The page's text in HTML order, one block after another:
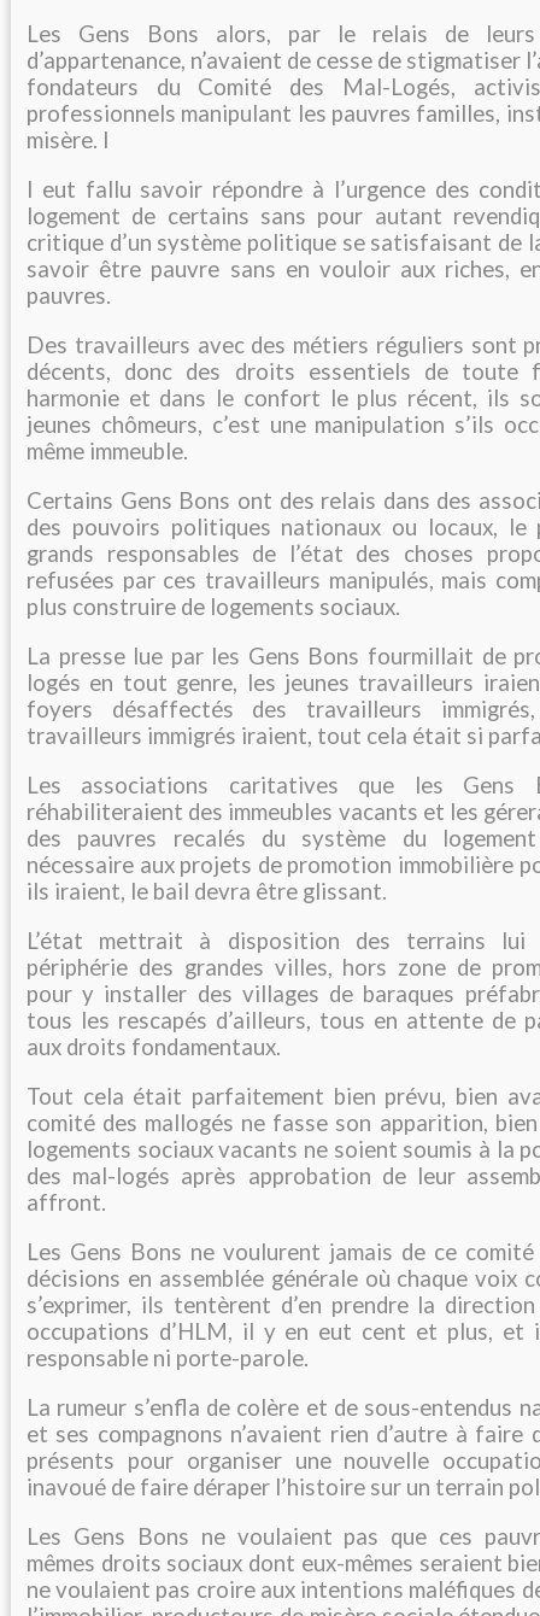
Les Gens Bons alors, par le relais de
d’appartenance, n’avaient de cesse de stigmatiser
fondateurs du Comité des Mal-Logés,
professionnels manipulant les pauvres familles,
misère. I
l eut fallu savoir répondre à l’urgence des
logement de certains sans pour autant
critique d’un système politique se satisfaisant de
savoir être pauvre sans en vouloir aux riches,
pauvres.
Des travailleurs avec des métiers réguliers sont
décents, donc des droits essentiels de toute
harmonie et dans le confort le plus récent, ils
jeunes chômeurs, c’est une manipulation s’ils
même immeuble.
Certains Gens Bons ont des relais dans des
des pouvoirs politiques nationaux ou locaux, le
grands responsables de l’état des choses
refusées par ces travailleurs manipulés, mais
plus construire de logements sociaux.
La presse lue par les Gens Bons fourmillait de
logés en tout genre, les jeunes travailleurs
foyers désaffectés des travailleurs
travailleurs immigrés iraient, tout cela était si
Les associations caritatives que les Gens
réhabiliteraient des immeubles vacants et les
des pauvres recalés du système du
nécessaire aux projets de promotion immobilière
ils iraient, le bail devra être glissant.
L’état mettrait à disposition des terrains lui
périphérie des grandes villes, hors zone de
pour y installer des villages de baraques
tous les rescapés d’ailleurs, tous en attente de
aux droits fondamentaux.
Tout cela était parfaitement bien prévu, bien
comité des mallogés ne fasse son apparition,
logements sociaux vacants ne soient soumis à la
des mal-logés après approbation de leur
affront.
Les Gens Bons ne voulurent jamais de ce
décisions en assemblée générale où chaque voix
s’exprimer, ils tentèrent d’en prendre la
occupations d’HLM, il y en eut cent et plus, et
responsable ni porte-parole.
La rumeur s’enfla de colère et de sous-entendus
et ses compagnons n’avaient rien d’autre à faire
présents pour organiser une nouvelle
inavoué de faire déraper l’histoire sur un terrain
Les Gens Bons ne voulaient pas que ces
mêmes droits sociaux dont eux-mêmes seraient
ne voulaient pas croire aux intentions maléfiques